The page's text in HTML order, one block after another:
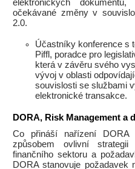
elektronických
očekávané změny v
2.0.
Účastníky konference s
Piffl, poradce pro
která v závěru svého
vývoj v oblasti
souvislosti se službami
elektronické transakce.
DORA, Risk Management a
Co přináší nařízení
způsobem ovlivní
finančního sektoru a
DORA stanovuje požadavek